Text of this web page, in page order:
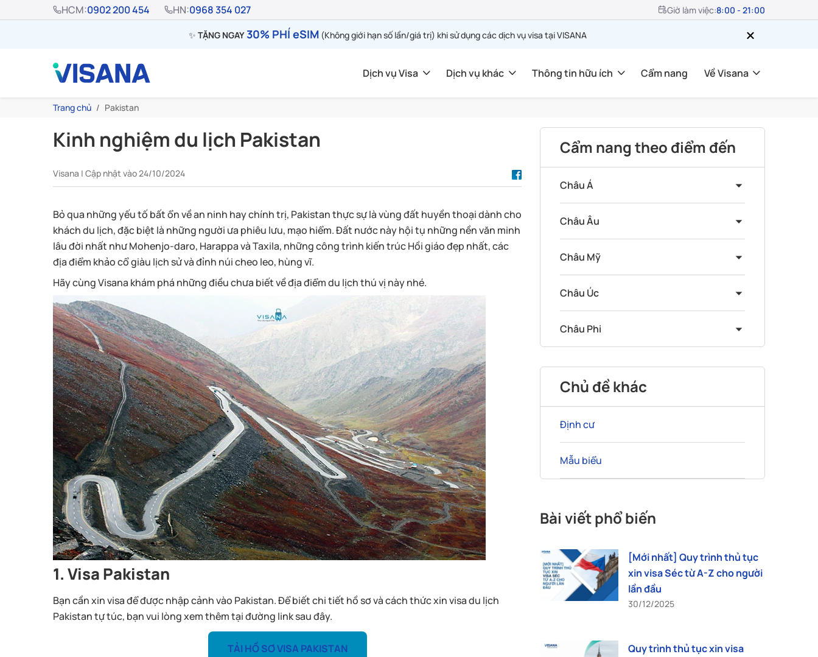
HCM:0902 200 454 HN:0968 354 027 Giờ làm việc:8:00 - 21:00
✨ TẶNG NGAY30% PHÍ eSIM (Không giới hạn số lần/giá trị) khi sử dụng các dịch vụ visa tại VISANA
Dịch vụ Visa Dịch vụ khác Thông tin hữu ích Cẩm nang Về Visana
Trang chủ Pakistan
Kinh nghiệm du lịch Pakistan
Visana | Cập nhật vào 24/10/2024
Bỏ qua những yếu tố bất ổn về an ninh hay chính trị, Pakistan thực sự là vùng đất huyền thoại dành cho
khách du lịch, đặc biệt là những người ưa phiêu lưu, mạo hiểm. Đất nước này hội tụ những nền văn minh
lâu đời nhất như Mohenjo-daro, Harappa và Taxila, những công trình kiến trúc Hồi giáo đẹp nhất, các
địa điểm khảo cổ giàu lịch sử và đỉnh núi cheo leo, hùng vĩ.
Hãy cùng Visana khám phá những điều chưa biết về địa điểm du lịch thú vị này nhé.
1. Visa Pakistan
Bạn cần xin visa để được nhập cảnh vào Pakistan. Để biết chi tiết hồ sơ và cách thức xin visa du lịch
Pakistan tự túc, bạn vui lòng xem thêm tại đường link sau đây.
TẢI HỒ SƠ VISA PAKISTAN
Cẩm nang theo điểm đến
Châu Á
Châu Âu
Châu Mỹ
Châu Úc
Châu Phi
Chủ đề khác
Định cư
Mẫu biểu
Bài viết phổ biến
[Mới nhất] Quy trình thủ tục
xin visa Séc từ A-Z cho người
lần đầu
30/12/2025
Quy trình thủ tục xin visa